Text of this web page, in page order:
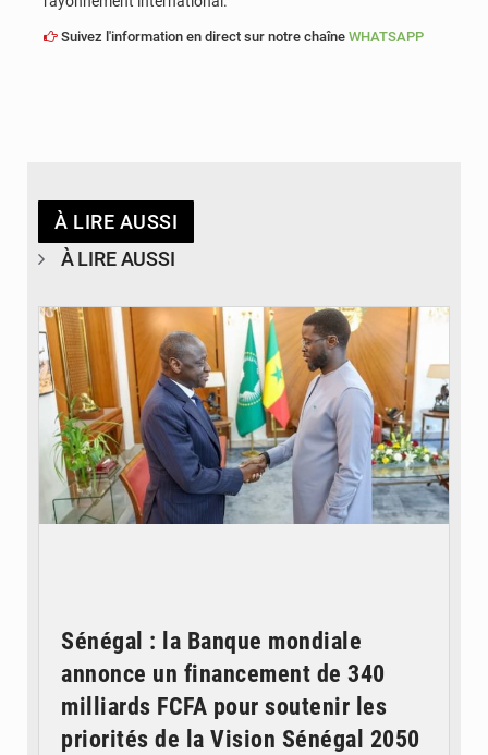
Suivez l'information en direct sur notre chaîne WHATSAPP
À LIRE AUSSI
À LIRE AUSSI
Sénégal : la Banque mondiale
annonce un financement de 340
milliards FCFA pour soutenir les
priorités de la Vision Sénégal 2050